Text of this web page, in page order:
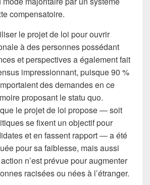
compensatoire.
le projet de loi pour ouvrir
à des personnes possédant
et perspectives a également fait
impressionnant, puisque 90 %
des demandes en ce
proposant le statu quo.
que le projet de loi propose ― soit
se fixent un objectif pour
et en fassent rapport ― a été
pour sa faiblesse, mais aussi
n’est prévue pour augmenter
racisées ou nées à l’étranger.